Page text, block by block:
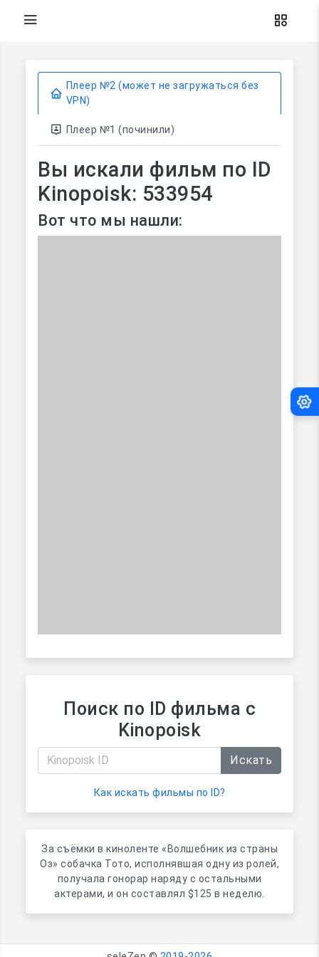
Плеер №2 (может не загружаться без
VPN)
Плеер №1 (починили)
Вы искали фильм по ID
Kinopoisk: 533954
Вот что мы нашли:
Поиск по ID фильма с
Kinopoisk
Искать
Как искать фильмы по ID?
За съёмки в киноленте «Волшебник из страны
Оз» собачка Тото, исполнявшая одну из ролей,
получала гонорар наряду с остальными
актерами, и он составлял $125 в неделю.